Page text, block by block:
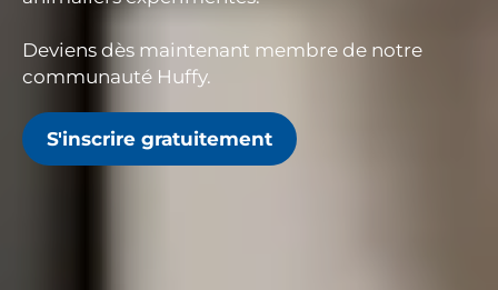
Deviens dès maintenant membre de notre
communauté Huffy.
S'inscrire gratuitement